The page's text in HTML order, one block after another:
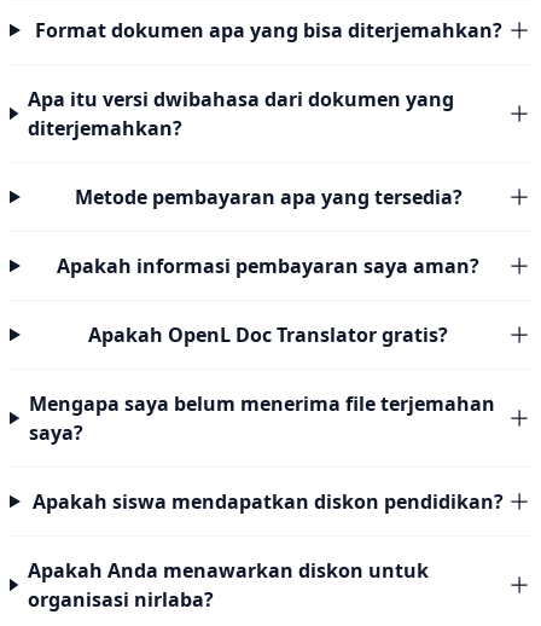
Format dokumen apa yang bisa diterjemahkan?
Apa itu versi dwibahasa dari dokumen yang
diterjemahkan?
Metode pembayaran apa yang tersedia?
Apakah informasi pembayaran saya aman?
Apakah OpenL Doc Translator gratis?
Mengapa saya belum menerima file terjemahan
saya?
Apakah siswa mendapatkan diskon pendidikan?
Apakah Anda menawarkan diskon untuk
organisasi nirlaba?